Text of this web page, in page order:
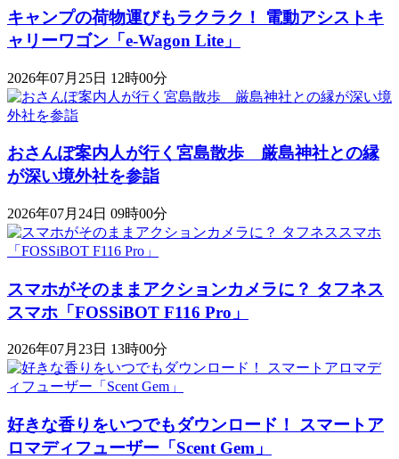
キャンプの荷物運びもラクラク！ 電動アシストキ
ャリーワゴン「​​e-Wagon Lite」
2026年07月25日 12時00分
おさんぽ案内人が行く宮島散歩 厳島神社との縁
が深い境外社を参詣
2026年07月24日 09時00分
スマホがそのままアクションカメラに？ タフネス
スマホ「FOSSiBOT F116 Pro」
2026年07月23日 13時00分
好きな香りをいつでもダウンロード！ スマートア
ロマディフューザー「Scent Gem」